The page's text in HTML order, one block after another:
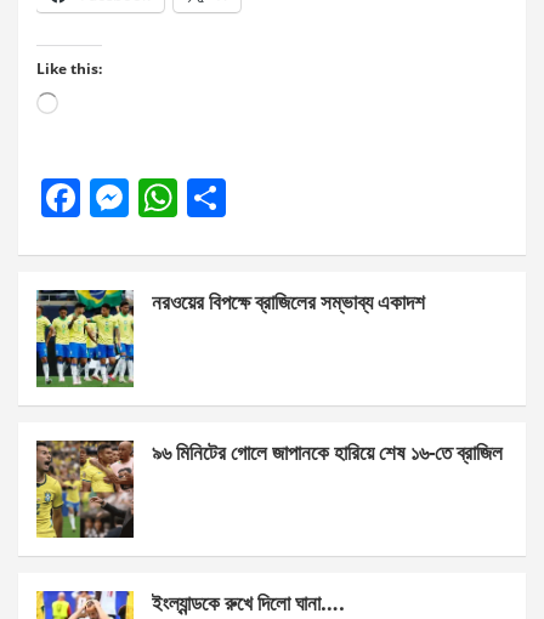
Like this:
Loading…
F
b
o
o
k
M
n
g
er
W
s
p
e
নরওয়ের বিপক্ষে ব্রাজিলের সম্ভাব্য একাদশ
৯৬ মিনিটের গোলে জাপানকে হারিয়ে শেষ ১৬-তে ব্রাজিল
ইংল্যান্ডকে রুখে দিলো ঘানা….